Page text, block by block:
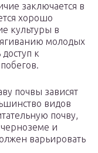
заключается в
хорошо
культуры в
молодых
к
почвы зависят
видов
почву,
и
варьировать